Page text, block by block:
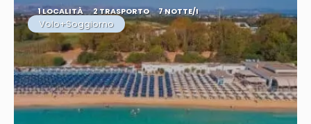
1 LOCALITÀ 2 TRASPORTO 7 NOTTE/I
Volo+Soggiorno